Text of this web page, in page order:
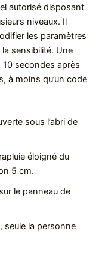
autorisé disposant
niveaux. Il
les paramètres
sensibilité. Une
secondes après
à moins qu’un code
sous l’abri de
éloigné du
5 cm.
le panneau de
seule la personne